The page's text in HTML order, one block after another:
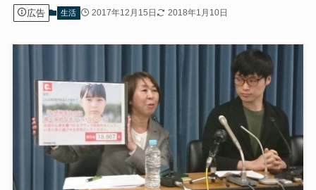
広告 生活 2017年12月15日 2018年1月10日